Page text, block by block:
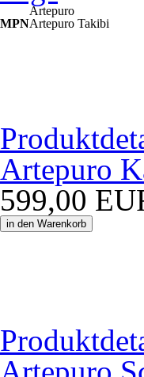
Artepuro
MPNArtepuro Takibi
Artepuro
599,00
in den Warenkorb